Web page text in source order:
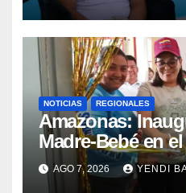
NOTICIAS REGIONALES
​Amazonas:
Madre-Bebé en
del Aeropuerto
Rincón
AGO 7, 2026 YENDI